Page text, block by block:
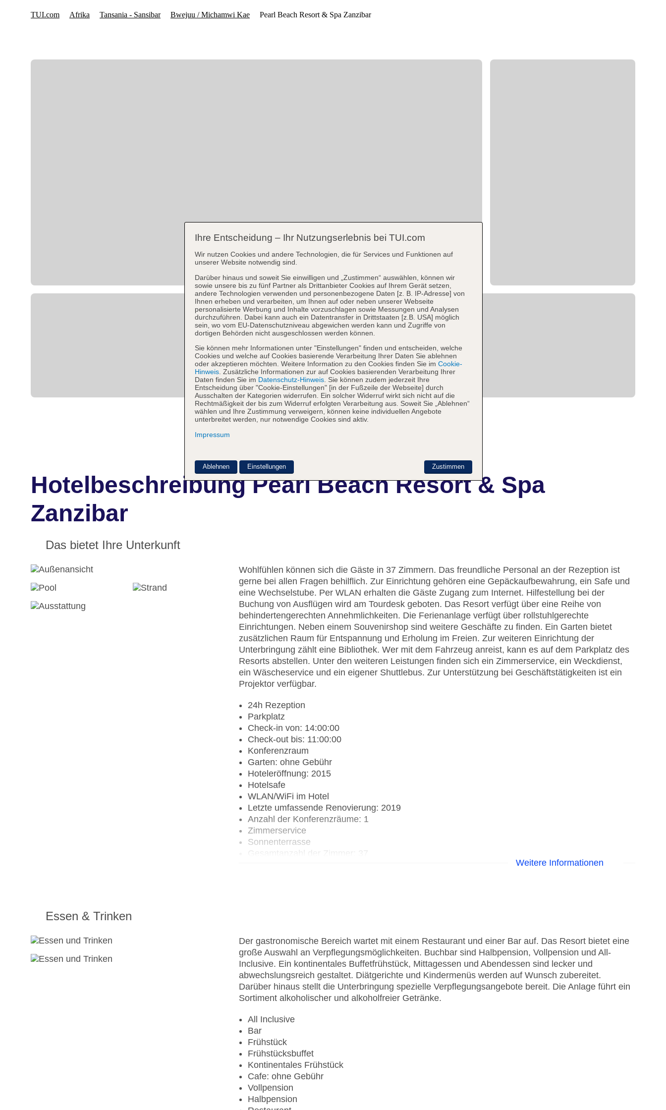
Hotelbeschreibung Pearl Beach Resort & Spa
Zanzibar
Das bietet Ihre Unterkunft
Wohlfühlen können sich die Gäste in 37 Zimmern. Das freundliche Personal an der Rezeption ist
gerne bei allen Fragen behilflich. Zur Einrichtung gehören eine Gepäckaufbewahrung, ein Safe und
eine Wechselstube. Per WLAN erhalten die Gäste Zugang zum Internet. Hilfestellung bei der
Buchung von Ausflügen wird am Tourdesk geboten. Das Resort verfügt über eine Reihe von
behindertengerechten Annehmlichkeiten. Die Ferienanlage verfügt über rollstuhlgerechte
Einrichtungen. Neben einem Souvenirshop sind weitere Geschäfte zu finden. Ein Garten bietet
zusätzlichen Raum für Entspannung und Erholung im Freien. Zur weiteren Einrichtung der
Unterbringung zählt eine Bibliothek. Wer mit dem Fahrzeug anreist, kann es auf dem Parkplatz des
Resorts abstellen. Unter den weiteren Leistungen finden sich ein Zimmerservice, ein Weckdienst,
ein Wäscheservice und ein eigener Shuttlebus. Zur Unterstützung bei Geschäftstätigkeiten ist ein
Projektor verfügbar.
24h Rezeption
Parkplatz
Check-in von: 14:00:00
Check-out bis: 11:00:00
Konferenzraum
Garten: ohne Gebühr
Hoteleröffnung: 2015
Hotelsafe
WLAN/WiFi im Hotel
Letzte umfassende Renovierung: 2019
Anzahl der Konferenzräume: 1
Zimmerservice
Sonnenterrasse
Pools:Kinderbecken, Indoor Pool, Outdoor Pool, Sonnenschirme am Pool, Liegen am Pool
Weitere Informationen
Essen & Trinken
Der gastronomische Bereich wartet mit einem Restaurant und einer Bar auf. Das Resort bietet eine
große Auswahl an Verpflegungsmöglichkeiten. Buchbar sind Halbpension, Vollpension und All-
Inclusive. Ein kontinentales Buffetfrühstück, Mittagessen und Abendessen sind lecker und
abwechslungsreich gestaltet. Diätgerichte und Kindermenüs werden auf Wunsch zubereitet.
Darüber hinaus stellt die Unterbringung spezielle Verpflegungsangebote bereit. Die Anlage führt ein
Sortiment alkoholischer und alkoholfreier Getränke.
All Inclusive
Bar
Frühstück
Frühstücksbuffet
Kontinentales Frühstück
Cafe: ohne Gebühr
Vollpension
Halbpension
Ihre Entscheidung – Ihr Nutzungserlebnis bei TUI.com
Wir nutzen Cookies und andere Technologien, die für Services und Funktionen auf
unserer Website notwendig sind.
Darüber hinaus und soweit Sie einwilligen und „Zustimmen“ auswählen, können wir
sowie unsere bis zu fünf Partner als Drittanbieter Cookies auf Ihrem Gerät setzen,
andere Technologien verwenden und personenbezogene Daten [z. B. IP-Adresse] von
Ihnen erheben und verarbeiten, um Ihnen auf oder neben unserer Webseite
personalisierte Werbung und Inhalte vorzuschlagen sowie Messungen und Analysen
durchzuführen. Dabei kann auch ein Datentransfer in Drittstaaten [z.B. USA] möglich
sein, wo vom EU-Datenschutzniveau abgewichen werden kann und Zugriffe von
dortigen Behörden nicht ausgeschlossen werden können.
Sie können mehr Informationen unter "Einstellungen" finden und entscheiden, welche
Cookies und welche auf Cookies basierende Verarbeitung Ihrer Daten Sie ablehnen
oder akzeptieren möchten. Weitere Information zu den Cookies finden Sie im Cookie-
Hinweis . Zusätzliche Informationen zur auf Cookies basierenden Verarbeitung Ihrer
Daten finden Sie im Datenschutz-Hinweis . Sie können zudem jederzeit Ihre
Entscheidung über "Cookie-Einstellungen" [in der Fußzeile der Webseite] durch
Ausschalten der Kategorien widerrufen. Ein solcher Widerruf wirkt sich nicht auf die
Rechtmäßigkeit der bis zum Widerruf erfolgten Verarbeitung aus. Soweit Sie „Ablehnen“
wählen und Ihre Zustimmung verweigern, können keine individuellen Angebote
unterbreitet werden, nur notwendige Cookies sind aktiv.
Impressum
Zustimmen
Ablehnen Einstellungen